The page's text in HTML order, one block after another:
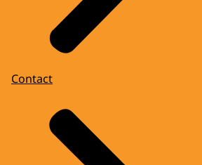
Contact